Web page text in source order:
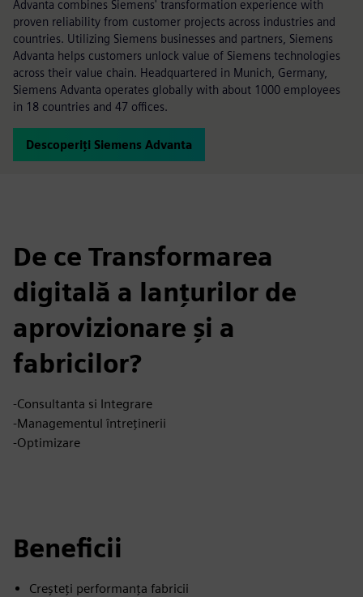
Advanta combines Siemens' transformation experience with
proven reliability from customer projects across industries and
countries. Utilizing Siemens businesses and partners, Siemens
Advanta helps customers unlock value of Siemens technologies
across their value chain. Headquartered in Munich, Germany,
Siemens Advanta operates globally with about 1000 employees
in 18 countries and 47 offices.
Descoperiți Siemens Advanta
De ce Transformarea
digitală a lanțurilor de
aprovizionare și a
fabricilor?
-Consultanta si Integrare
-Managementul întreținerii
-Optimizare
Beneficii
Creșteți performanța fabricii